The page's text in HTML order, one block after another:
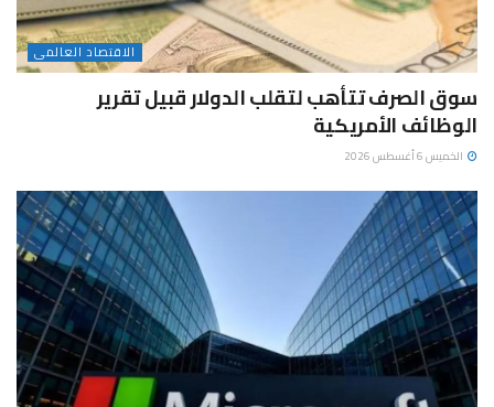
الاقتصاد العالمى
سوق الصرف تتأهب لتقلب الدولار قبيل تقرير
الوظائف الأمريكية
الخميس 6 أغسطس 2026